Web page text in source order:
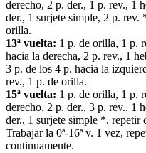
derecho, 2 p. der., 1 p. rev., 1
der., 1 surjete simple, 2 p.
orilla.
13ª vuelta: 1 p. de orilla, 1 p.
hacia la derecha, 2 p. rev., 1
3 p. de los 4 p. hacia la
rev., 1 p. de orilla.
15ª vuelta: 1 p. de orilla, 1 p.
derecho, 2 p. der., 3 p. rev., 1
der., 1 surjete simple *,
Trabajar la 0ª-16ª v. 1 vez,
continuamente.